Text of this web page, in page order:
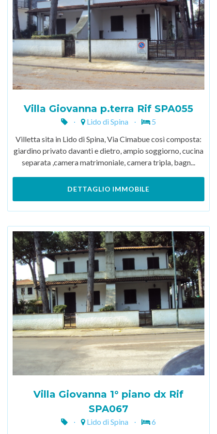
Villa Giovanna p.terra Rif SPA055
Lido di Spina
5
Villetta sita in Lido di Spina, Via Cimabue così composta:
giardino privato davanti e dietro, ampio soggiorno, cucina
separata ,camera matrimoniale, camera tripla, bagn...
DETTAGLIO IMMOBILE
Villa Giovanna 1° piano dx Rif
SPA067
Lido di Spina
6